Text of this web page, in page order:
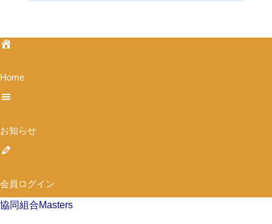
シ
Home
お知らせ
会員ログイン
協同組合Masters